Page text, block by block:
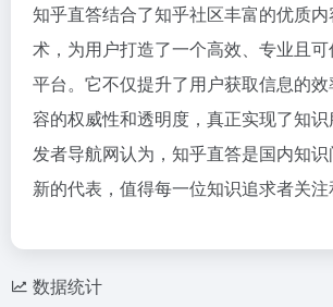
知乎直答结合了知乎社区丰富的优质
术，为用户打造了一个高效、专业且
平台。它不仅提升了用户获取信息的
容的权威性和透明度，真正实现了知
发者导航网认为，知乎直答是国内知
新的代表，值得每一位知识追求者关注
数据统计